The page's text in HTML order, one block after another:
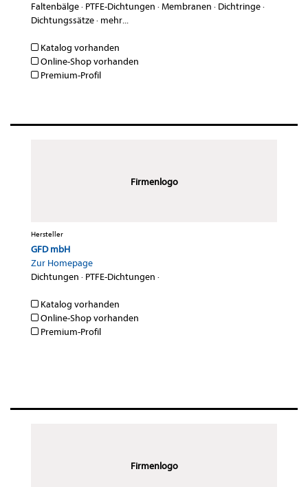
Faltenbälge· PTFE-Dichtungen ·Membranen · Dichtringe·
Dichtungssätze· mehr...
Katalog vorhanden
Online-Shop vorhanden
Premium-Profil
Firmenlogo
Hersteller
GFD mbH
Zur Homepage
Dichtungen · PTFE-Dichtungen ·
Katalog vorhanden
Online-Shop vorhanden
Premium-Profil
Firmenlogo